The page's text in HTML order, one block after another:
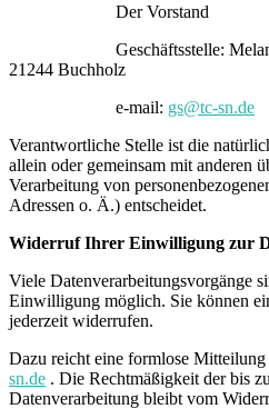
Der Vorstand
Geschäftsstelle: Melanie
21244 Buchholz
e-mail: gs@tc-sn.de
Verantwortliche Stelle ist die
allein oder gemeinsam mit anderen
Verarbeitung von
Adressen o. Ä.) entscheidet.
Widerruf Ihrer Einwilligung zur
Viele Datenverarbeitungsvorgänge
Einwilligung möglich. Sie können
jederzeit widerrufen.
Dazu reicht eine formlose
sn.de . Die Rechtmäßigkeit der bis
Datenverarbeitung bleibt vom